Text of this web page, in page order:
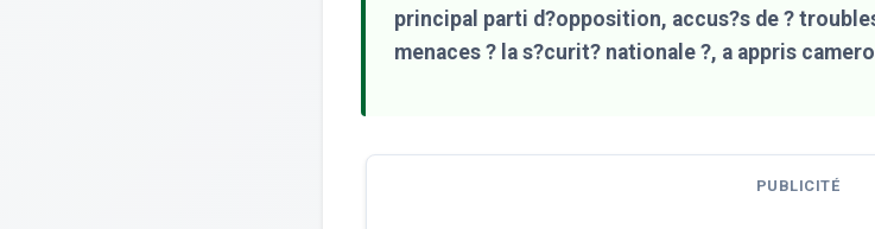
principal parti d?opposition, accus?s de ?
menaces ? la s?curit? nationale ?, a appris
PUBLICITÉ